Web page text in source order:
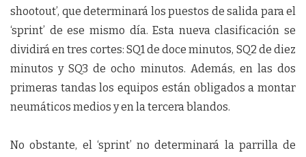
shootout’, que determinará los puestos de salida para el
‘sprint’ de ese mismo día. Esta nueva clasificación se
dividirá en tres cortes: SQ1 de doce minutos, SQ2 de diez
minutos y SQ3 de ocho minutos. Además, en las dos
primeras tandas los equipos están obligados a montar
neumáticos medios y en la tercera blandos.
No obstante, el ‘sprint’ no determinará la parrilla de